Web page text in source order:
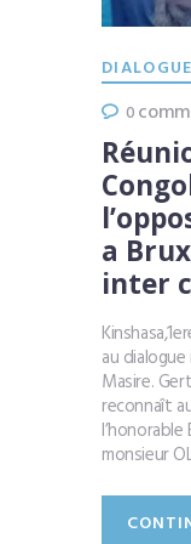
0
a
inter
au
Masire.
reconnaît
monsieur